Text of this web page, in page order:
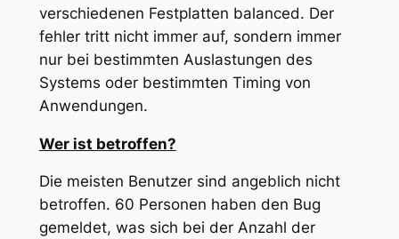
verschiedenen Festplatten balanced. Der
fehler tritt nicht immer auf, sondern immer
nur bei bestimmten Auslastungen des
Systems oder bestimmten Timing von
Anwendungen.
Wer ist betroffen?
Die meisten Benutzer sind angeblich nicht
betroffen. 60 Personen haben den Bug
gemeldet, was sich bei der Anzahl der